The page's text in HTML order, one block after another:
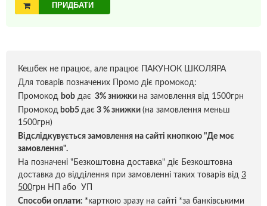
ПРИДБАТИ
Кешбек не працює, але працює ПАКУНОК ШКОЛЯРА
Для товарів позначених Промо діє промокод:
Промокод bob дає 3% знижки на замовлення від 1500грн
Промокод bob5 дає 3 % знижки (на замовлення меньш
1500грн)
Відслідкувується замовлення на сайті кнопкою "Де моє
замовлення".
На позначені "Безкоштовна доставка" діє Безкоштовна
доставка до відділення при замовленні таких товарів від 3
500грн НП або УП
Способи оплати: *карткою зразу на сайті *за банківськими